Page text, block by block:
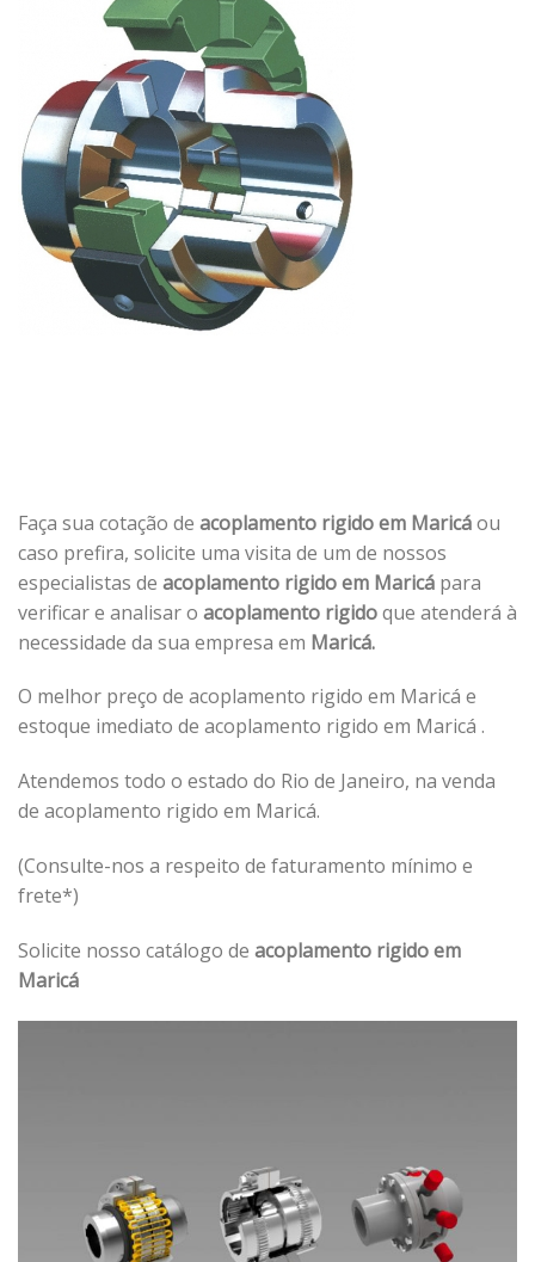
Faça sua cotação de acoplamento rigido em Maricáou
caso prefira, solicite uma visita de um de nossos
especialistas de acoplamento rigido em Maricá para
verificar e analisar o acoplamento rigidoque atenderá à
necessidade da sua empresa em Maricá.
O melhor preço de acoplamento rigido em Maricá e
estoque imediato de acoplamento rigido em Maricá .
Atendemos todo o estado do Rio de Janeiro, na venda
de acoplamento rigido em Maricá.
(Consulte-nos a respeito de faturamento mínimo e
frete*)
Solicite nosso catálogo de acoplamento rigido em
Maricá